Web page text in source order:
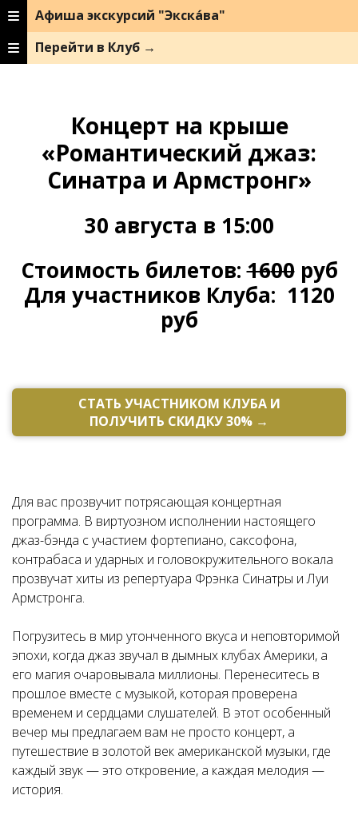
Афиша экскурсий "Экска́ва"
Перейти в Клуб →
Концерт на крыше
«Романтический джаз:
Синатра и Армстронг»
30 августа в 15:00
Стоимость билетов:1600руб
Для участников Клуба: 1120
руб
СТАТЬ УЧАСТНИКОМ КЛУБА И
ПОЛУЧИТЬ СКИДКУ 30% →​​​
Для вас прозвучит потрясающая концертная
программа. В виртуозном исполнении настоящего
джаз-бэнда с участием фортепиано, саксофона,
контрабаса и ударных и головокружительного вокала
прозвучат хиты из репертуара Фрэнка Синатры и Луи
Армстронга.
Погрузитесь в мир утонченного вкуса и неповторимой
эпохи, когда джаз звучал в дымных клубах Америки, а
его магия очаровывала миллионы. Перенеситесь в
прошлое вместе с музыкой, которая проверена
временем и сердцами слушателей. В этот особенный
вечер мы предлагаем вам не просто концерт, а
путешествие в золотой век американской музыки, где
каждый звук — это откровение, а каждая мелодия —
история.